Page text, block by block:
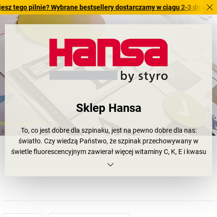
pilnie? Wybrane bestsellery dostarczamy w ciągu 2-3 dni
Sklep Hansa
To, co jest dobre dla szpinaku, jest na pewno dobre dla nas:
światło. Czy wiedzą Państwo, że szpinak przechowywany w
świetle fluorescencyjnym zawierał więcej witaminy C, K, E i kwasu
foliowego niż szpinak przechowywany w ciemności? Światło
magazynie zapewniają większą wydajność, koncentrację i